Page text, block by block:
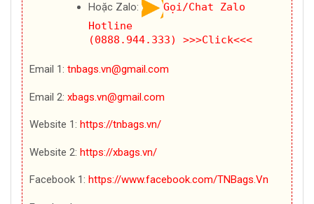
Hoặc Zalo:
Gọi/Chat Zalo
Hotline
(0888.944.333)
>>>Click<<<
Email 1: tnbags.vn@gmail.com
Email 2: xbags.vn@gmail.com
Website 1: https://tnbags.vn/
Website 2: https://xbags.vn/
Facebook 1: https://www.facebook.com/TNBags.Vn